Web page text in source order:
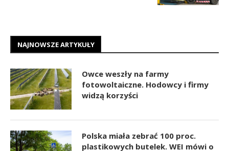
NAJNOWSZE ARTYKUŁY
Owce weszły na farmy
fotowoltaiczne. Hodowcy i firmy
widzą korzyści
Polska miała zebrać 100 proc.
plastikowych butelek. WEI mówi o